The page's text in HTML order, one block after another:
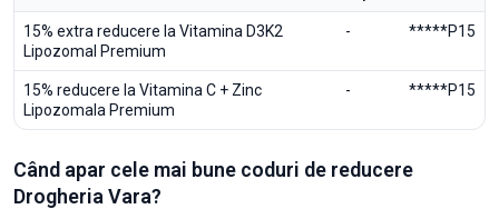
15% extra reducere la Vitamina D3K2
Lipozomal Premium
- *****P15
15% reducere la Vitamina C + Zinc
Lipozomala Premium
- *****P15
Când apar cele mai bune coduri de reducere
Drogheria Vara?